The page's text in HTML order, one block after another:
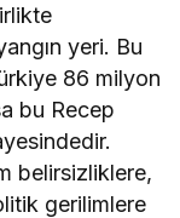
yeri. Bu
86 milyon
bu Recep
belirsizliklere,
gerilimlere